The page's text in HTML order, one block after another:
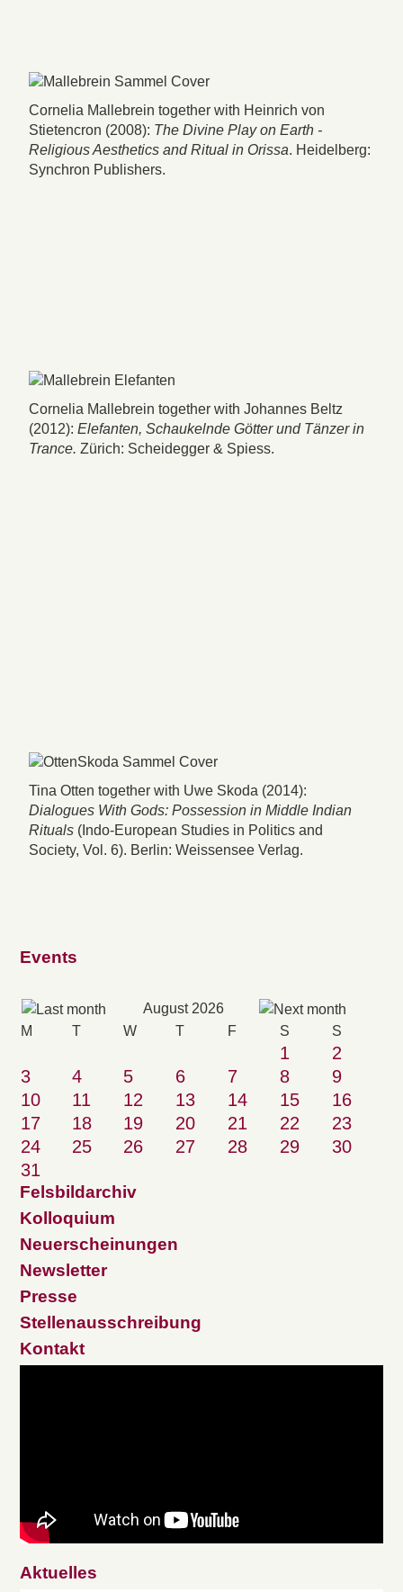
Cornelia Mallebrein together with Heinrich von
Stietencron (2008): The Divine Play on Earth -
Religious Aesthetics and Ritual in Orissa. Heidelberg:
Synchron Publishers.
Cornelia Mallebrein together with Johannes Beltz
(2012): Elefanten, Schaukelnde Götter und Tänzer in
Trance. Zürich: Scheidegger & Spiess.
Tina Otten together with Uwe Skoda (2014):
Dialogues With Gods: Possession in Middle Indian
Rituals (Indo-European Studies in Politics and
Society, Vol. 6). Berlin: Weissensee Verlag.
Events
August 2026
M T W T F S S
1
2
3
4 5 6 7 8
9
10
11 12 13 14 15
16
17
18 19 20 21 22
23
24
25 26 27 28 29
30
31
Felsbildarchiv
Kolloquium
Neuerscheinungen
Newsletter
Presse
Stellenausschreibung
Kontakt
Aktuelles